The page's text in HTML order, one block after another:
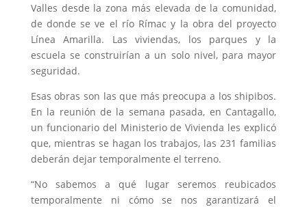
Valles desde la zona más elevada de la comunidad,
de donde se ve el río Rímac y la obra del proyecto
Línea Amarilla. Las viviendas, los parques y la
escuela se construirían a un solo nivel, para mayor
seguridad.
Esas obras son las que más preocupa a los shipibos.
En la reunión de la semana pasada, en Cantagallo,
un funcionario del Ministerio de Vivienda les explicó
que, mientras se hagan los trabajos, las 231 familias
deberán dejar temporalmente el terreno.
“No sabemos a qué lugar seremos reubicados
temporalmente ni cómo se nos garantizará el